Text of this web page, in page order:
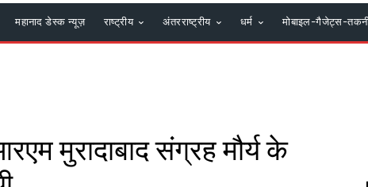
महानाद डेस्क न्यूज़ राष्ट्रीय अंतरराष्ट्रीय धर्म मोबाइल-गैजेट्स-
मुरादाबाद संग्रह मौर्य के